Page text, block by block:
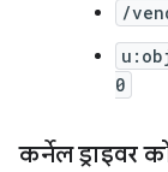
/
0
कर्नेल ड्राइवर